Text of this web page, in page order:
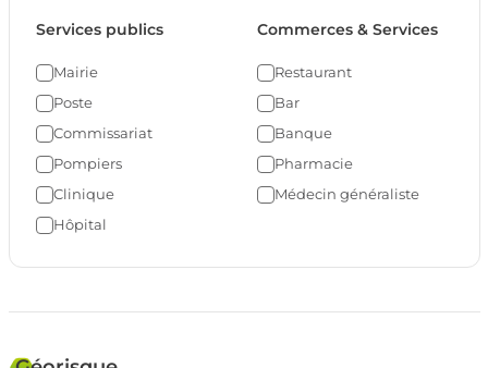
Services publics
Mairie
Poste
Commissariat
Pompiers
Clinique
Hôpital
Commerces & Services
Restaurant
Bar
Banque
Pharmacie
Médecin généraliste